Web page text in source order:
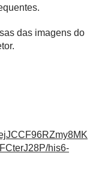
das imagens do
his6-